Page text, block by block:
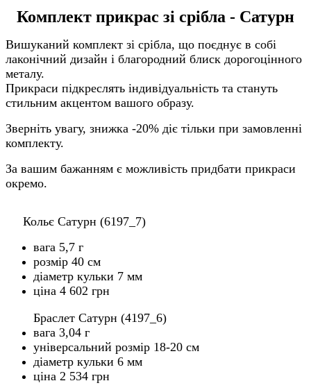
Комплект прикрас зі срібла - Сатурн
Вишуканий комплект зі срібла, що поєднує в собі
лаконічний дизайн і благородний блиск дорогоцінного
металу.
Прикраси підкреслять індивідуальність та стануть
стильним акцентом вашого образу.
Зверніть увагу, знижка -20% діє тільки при замовленні
комплекту.
За вашим бажанням є можливість придбати прикраси
окремо.
Кольє Сатурн (6197_7)
вага 5,7 г
розмір 40 см
діаметр кульки 7 мм
ціна 4 602 грн
Браслет Сатурн (4197_6)
вага 3,04 г
універсальний розмір 18-20 см
діаметр кульки 6 мм
ціна 2 534 грн